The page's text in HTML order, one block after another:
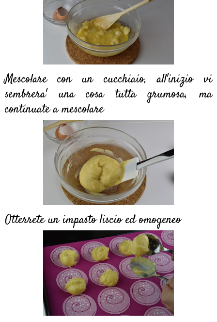
Mescolare con un cucchiaio, all'inizio vi
sembrera' una cosa tutta grumosa, ma
continuate a mescolare
Otterrete un impasto liscio ed omogeneo